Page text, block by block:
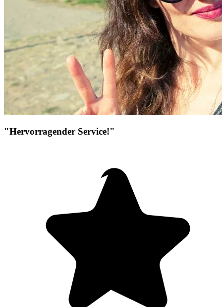
"Hervorragender Service!"